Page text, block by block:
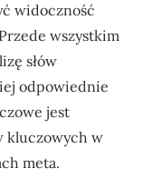
widoczność
wszystkim
słów
odpowiednie
jest
kluczowych w
meta.